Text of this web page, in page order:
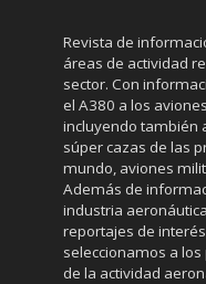
Revista de
áreas de actividad
sector. Con
el A380 a los
incluyendo también
súper cazas de las
mundo, aviones
Además de
industria
reportajes de
seleccionamos a
de la actividad